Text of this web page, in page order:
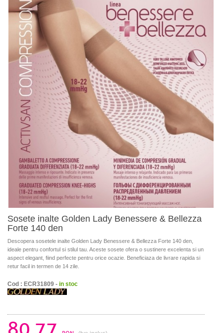
Sosete inalte Golden Lady Benessere & Bellezza
Forte 140 den
Descopera sosetele inalte Golden Lady Benessere & Bellezza Forte 140 den,
ideale pentru confortul si stilul tau. Aceste sosete ofera o sustinere excelenta si un
aspect elegant, fiind perfecte pentru orice ocazie. Beneficiaza de livrare rapida si
retur facil in termen de 14 zile.
Cod : ECR31809 - in stoc